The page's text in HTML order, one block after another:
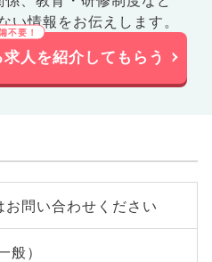
い情報をお伝えします。
人を紹介してもらう
お問い合わせください
般）